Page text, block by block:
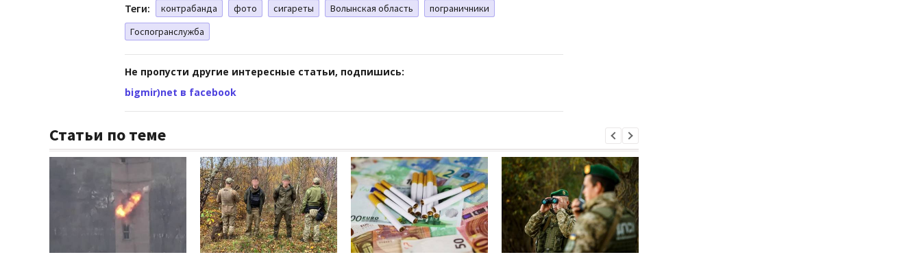
Теги: контрабанда фото сигареты Волынская область
пограничники
Госпогранслужба
Не пропусти другие интересные статьи, подпишись:
bigmir)net в facebook
Статьи по теме